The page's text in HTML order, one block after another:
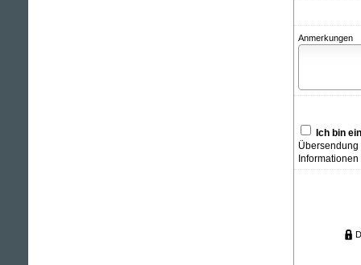
Anmerkungen
Ich bin